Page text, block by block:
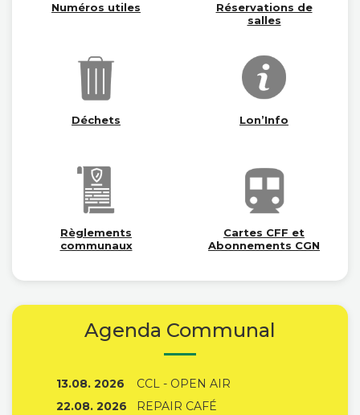
Numéros utiles
Réservations de
salles
Déchets Lon’Info
Règlements
communaux
Cartes CFF et
Abonnements CGN
Agenda Communal
13.08. 2026
CCL - OPEN AIR
22.08. 2026
REPAIR CAFÉ